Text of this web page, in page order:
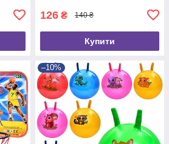
126 ₴ 140 ₴
Купити
–10%